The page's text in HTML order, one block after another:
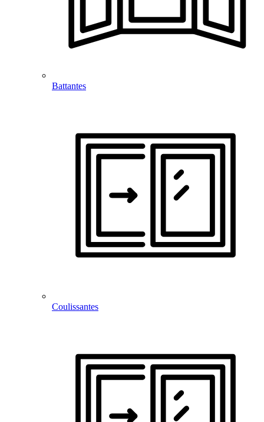
Battantes
Coulissantes